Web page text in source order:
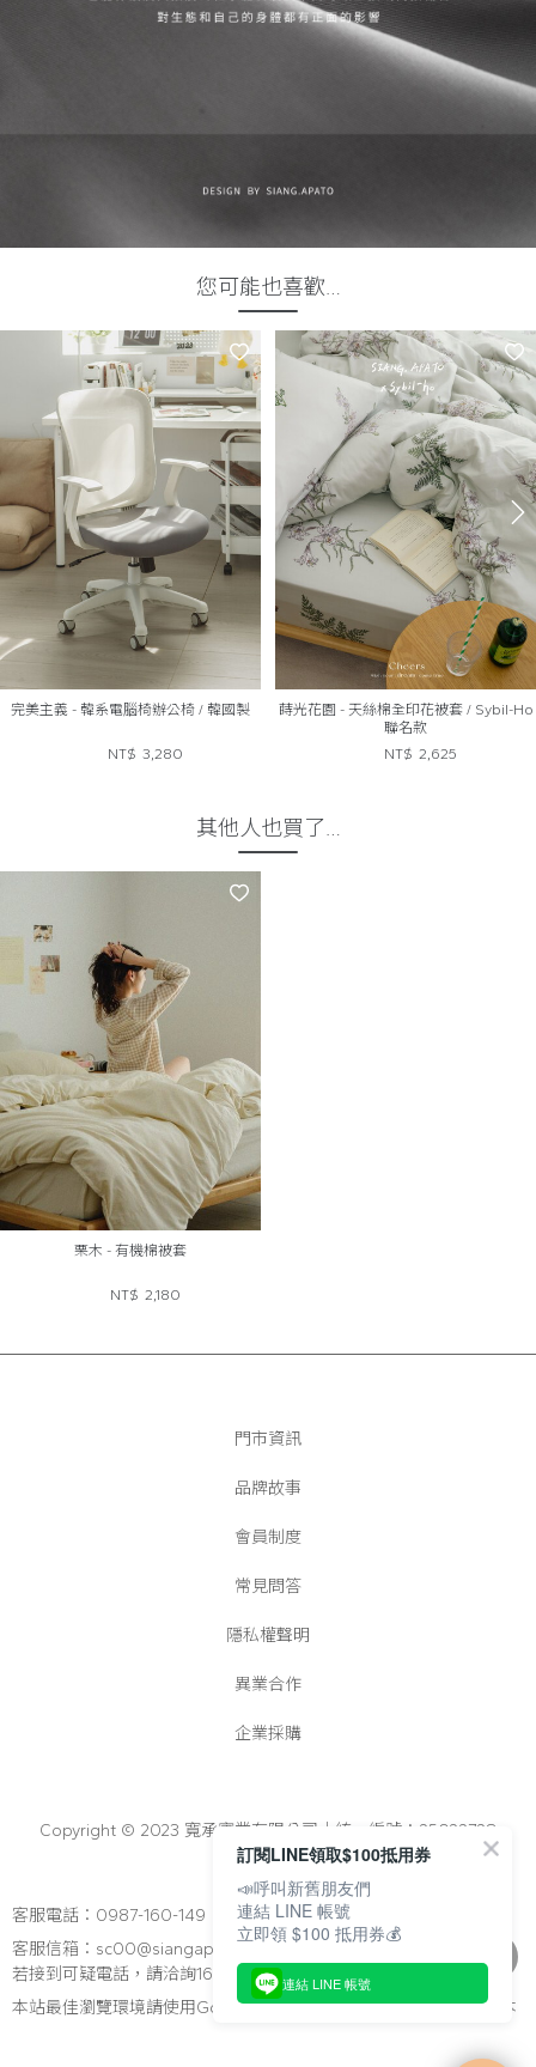
您可能也喜歡…
完美主義 - 韓系電腦椅辦公椅 / 韓國製
NT$ 3,280
蒔光花園 - 天絲棉全印花被套 / Sybil-Ho
聯名款
NT$ 2,625
其他人也買了…
栗木 - 有機棉被套
NT$ 2,180
門市資訊
品牌故事
會員制度
常見問答
隱私權聲明
異業合作
企業採購
Copyright © 2023 寬承實業有限公司│統一編號：25022728
客服電話：0987-160-149
客服信箱：sc00@siangapato.com.tw
若接到可疑電話，請洽詢165反詐騙專線
本站最佳瀏覽環境請使用Google Chrome、Firefox 或Edge以上版本
訂閱LINE領取$100抵用券
📣呼叫新舊朋友們
連結 LINE 帳號
立即領 $100 抵用券💰
連結 LINE 帳號